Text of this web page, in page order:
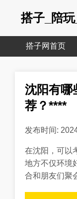
搭子_陪玩
搭子网首页
沈阳有哪
荐？****
发布时间:
在沈阳，可以
地方不仅环境
合和朋友们聚